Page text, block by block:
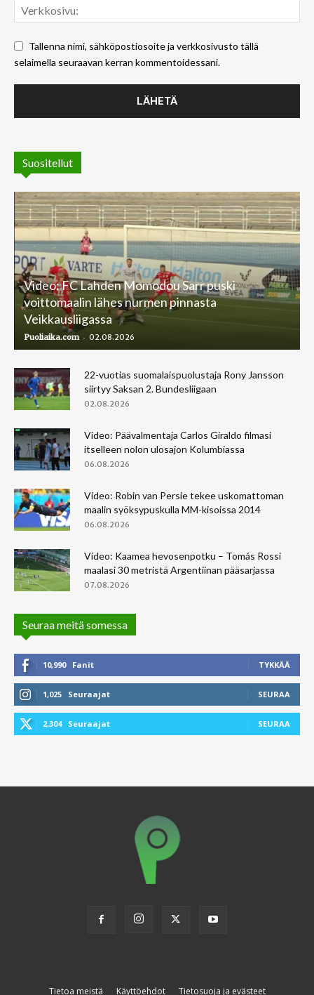
Tallenna nimi, sähköpostiosoite ja verkkosivusto tällä
selaimella seuraavan kerran kommentoidessani.
Suositellut
Video: FC Lahden Momodou Sarr puski
voittomaalin lähes nurmen pinnasta
Veikkausliigassa
Puoliaika.com - 02.08.2026
22-vuotias suomalaispuolustaja Rony Jansson
siirtyy Saksan 2. Bundesliigaan
02.08.2026
Video: Päävalmentaja Carlos Giraldo filmasi
itselleen nolon ulosajon Kolumbiassa
06.08.2026
Video: Robin van Persie tekee uskomattoman
maalin syöksypuskulla MM-kisoissa 2014
06.08.2026
Video: Kaamea hevosenpotku – Tomás Rossi
maalasi 30 metristä Argentiinan pääsarjassa
07.08.2026
Seuraa meitä somessa
10,990 Fanit TYKKÄÄ
1,025 Seuraajat SEURAA
2,304 Seuraajat SEURAA
Tietoa meistä Käyttöehdot Tietosuoja ja evästeet